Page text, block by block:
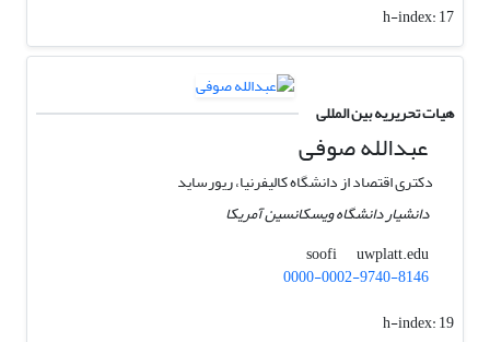
h-index:17
هیات تحریریه بین المللی
عبدالله صوفی
دکتری اقتصاد از دانشگاه کالیفرنیا، ریورساید
دانشیار دانشگاه ویسکانسین آمریکا
soofi
uwplatt.edu
0000-0002-9740-8146
h-index:19